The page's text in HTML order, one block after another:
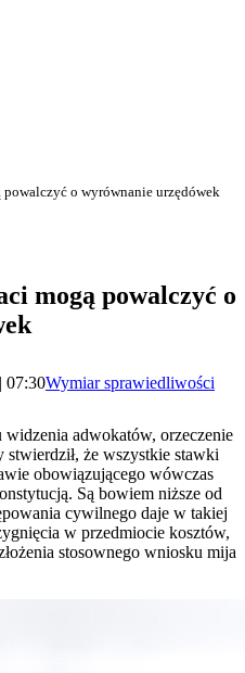
powalczyć o wyrównanie urzędówek
mogą powalczyć o
07:30Wymiar sprawiedliwości
adwokatów, orzeczenie
że wszystkie stawki
obowiązującego wówczas
Są bowiem niższe od
cywilnego daje w takiej
w przedmiocie kosztów,
stosownego wniosku mija